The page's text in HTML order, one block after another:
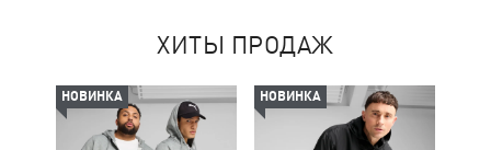
ХИТЫ ПРОДАЖ
НОВИНКА НОВИНКА